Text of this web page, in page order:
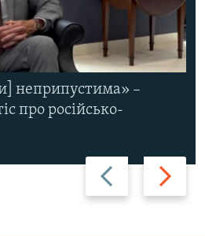
Назад Вперед
неприпустима» –
про російсько-